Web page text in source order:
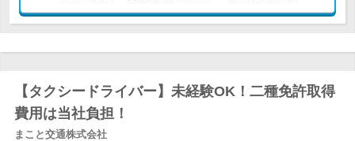
【タクシードライバー】未経験OK！二種免許取得
費用は当社負担！
まこと交通株式会社